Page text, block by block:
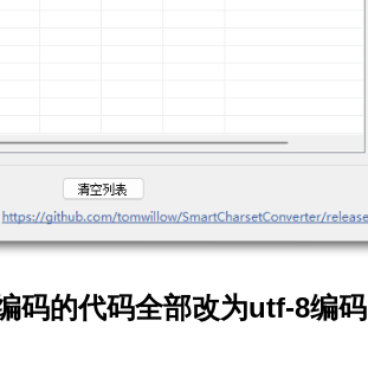
码的代码全部改为utf-8编码